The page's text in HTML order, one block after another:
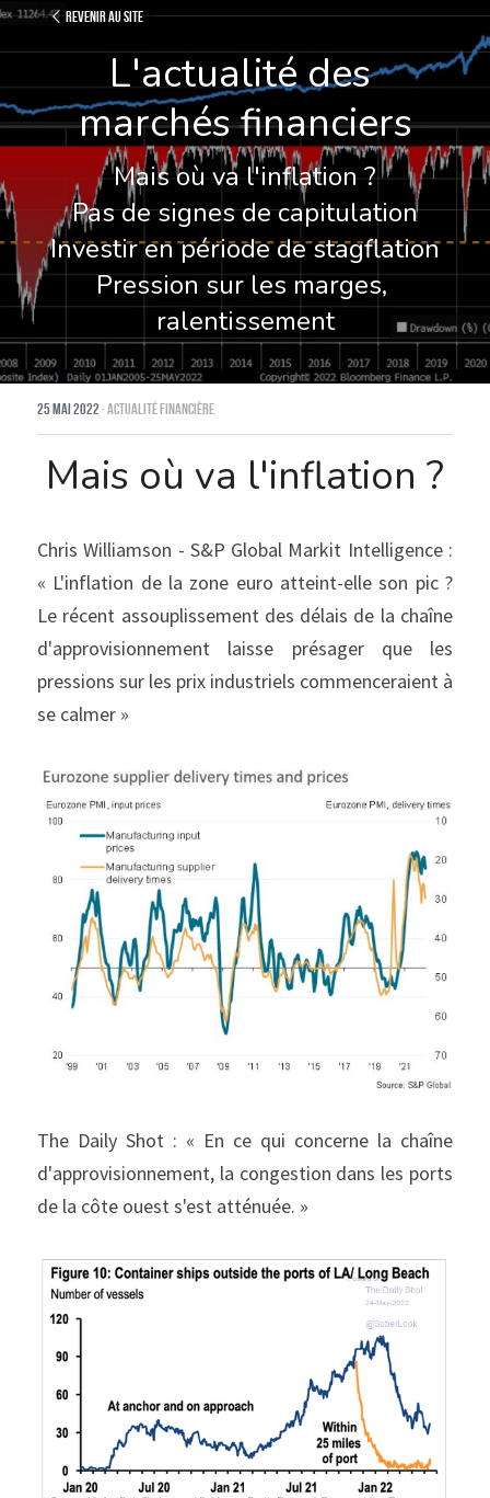
Revenir au site
L'actualité des
marchés financiers
Mais où va l'inflation ?
Pas de signes de capitulation
Investir en période de stagflation
Pression sur les marges,
ralentissement
25 mai 2022·Actualité financière
Mais où va l'inflation ?
Chris Williamson - S&P Global Markit Intelligence :
« L'inflation de la zone euro atteint-elle son pic ?
Le récent assouplissement des délais de la chaîne
d'approvisionnement laisse présager que les
pressions sur les prix industriels commenceraient à
se calmer »
The Daily Shot : « En ce qui concerne la chaîne
d'approvisionnement, la congestion dans les ports
de la côte ouest s'est atténuée. »